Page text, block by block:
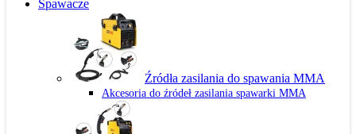
Spawacze
Źródła zasilania do spawania MMA
Akcesoria do źródeł zasilania spawarki MMA